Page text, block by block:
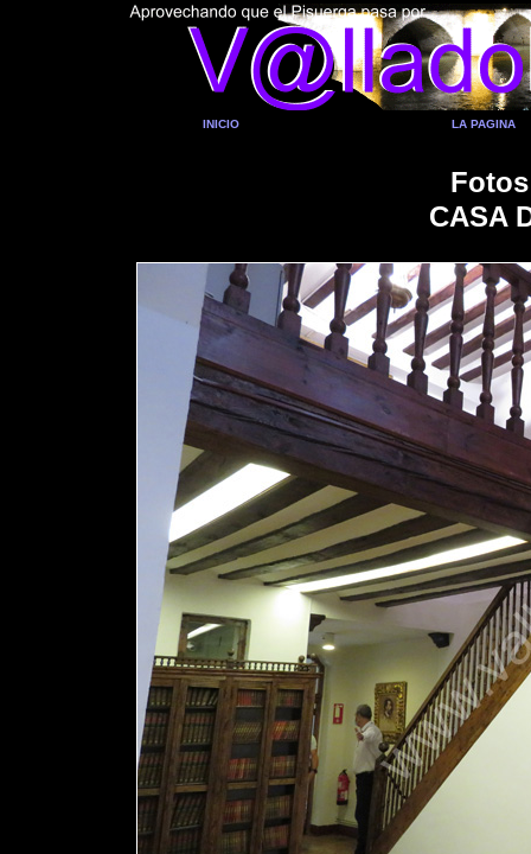
INICIO LA PAGINA
CASA